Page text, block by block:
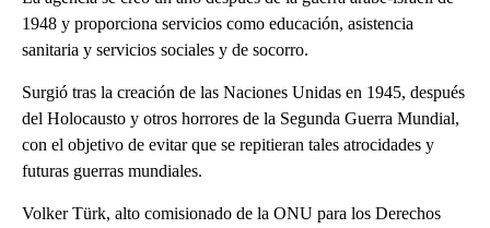
1948 y proporciona servicios como educación, asistencia
sanitaria y servicios sociales y de socorro.
Surgió tras la creación de las Naciones Unidas en 1945, después
del Holocausto y otros horrores de la Segunda Guerra Mundial,
con el objetivo de evitar que se repitieran tales atrocidades y
futuras guerras mundiales.
Volker Türk, alto comisionado de la ONU para los Derechos